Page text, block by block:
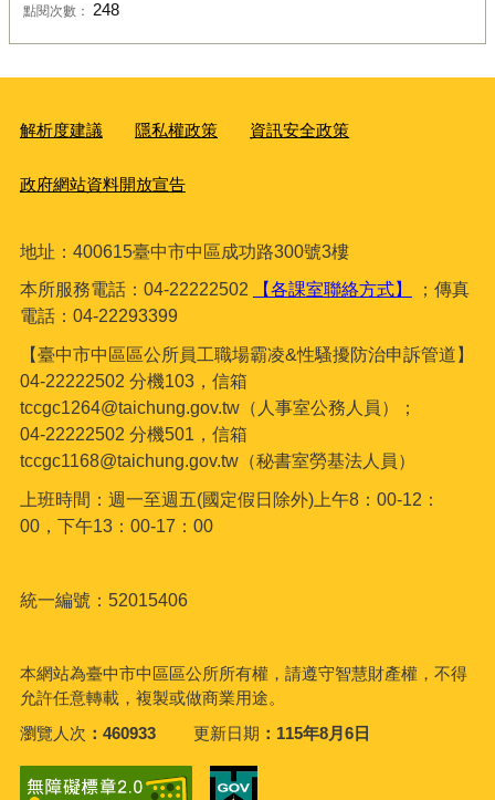
點閱次數： 248
解析度建議 隱私權政策 資訊安全政策
政府網站資料開放宣告
地址：400615臺中市中區成功路300號3樓
本所服務電話：04-22222502 【各課室聯絡方式】
；傳真
電話：04-22293399
【臺中市中區區公所員工職場霸凌&性騷擾防治申訴管道】
04-22222502 分機103，信箱
tccgc1264@taichung.gov.tw（人事室公務人員）；
04-22222502 分機501，信箱
tccgc1168@taichung.gov.tw（秘書室勞基法人員）
上班時間：週一至週五(國定假日除外)上午8：00-12：
00，下午13：00-17：00
統一編號：52015406
本網站為臺中市中區區公所所有權，請遵守智慧財產權，不得
允許任意轉載，複製或做商業用途。
瀏覽人次
460933 更新日期 115年8月6日